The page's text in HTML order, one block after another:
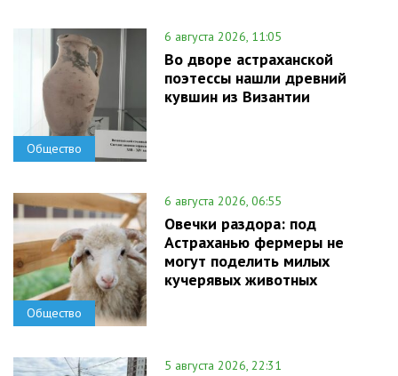
Общество
6 августа 2026, 11:05
Во дворе астраханской
поэтессы нашли древний
кувшин из Византии
Общество
6 августа 2026, 06:55
Овечки раздора: под
Астраханью фермеры не
могут поделить милых
кучерявых животных
5 августа 2026, 22:31